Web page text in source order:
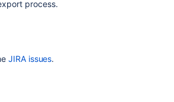
process.
JIRA issues.